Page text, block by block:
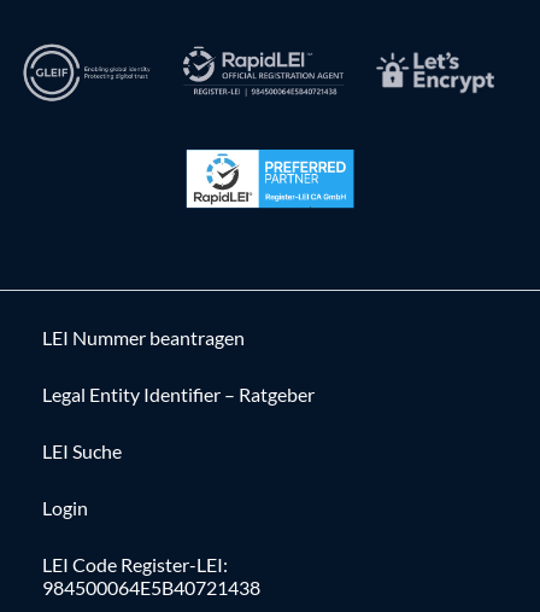
LEI Nummer beantragen
Legal Entity Identifier – Ratgeber
LEI Suche
Login
LEI Code Register-LEI:
984500064E5B40721438